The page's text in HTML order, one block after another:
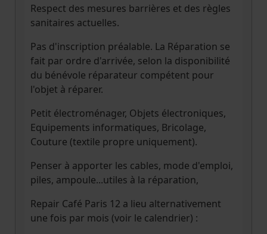
Respect des mesures barrières et des règles
sanitaires actuelles.
Pas d'inscription préalable. La Réparation se
fait par ordre d'arrivée, selon la disponibilité
du bénévole réparateur compétent pour
l'objet à réparer.
Petit électroménager, Objets électroniques,
Equipements informatiques, Bricolage,
Couture (textile propre uniquement).
Penser à apporter les cables, mode d'emploi,
piles, ampoule...utiles à la réparation,
Repair Café Paris 12 a lieu alternativement
une fois par mois (voir le calendrier) :